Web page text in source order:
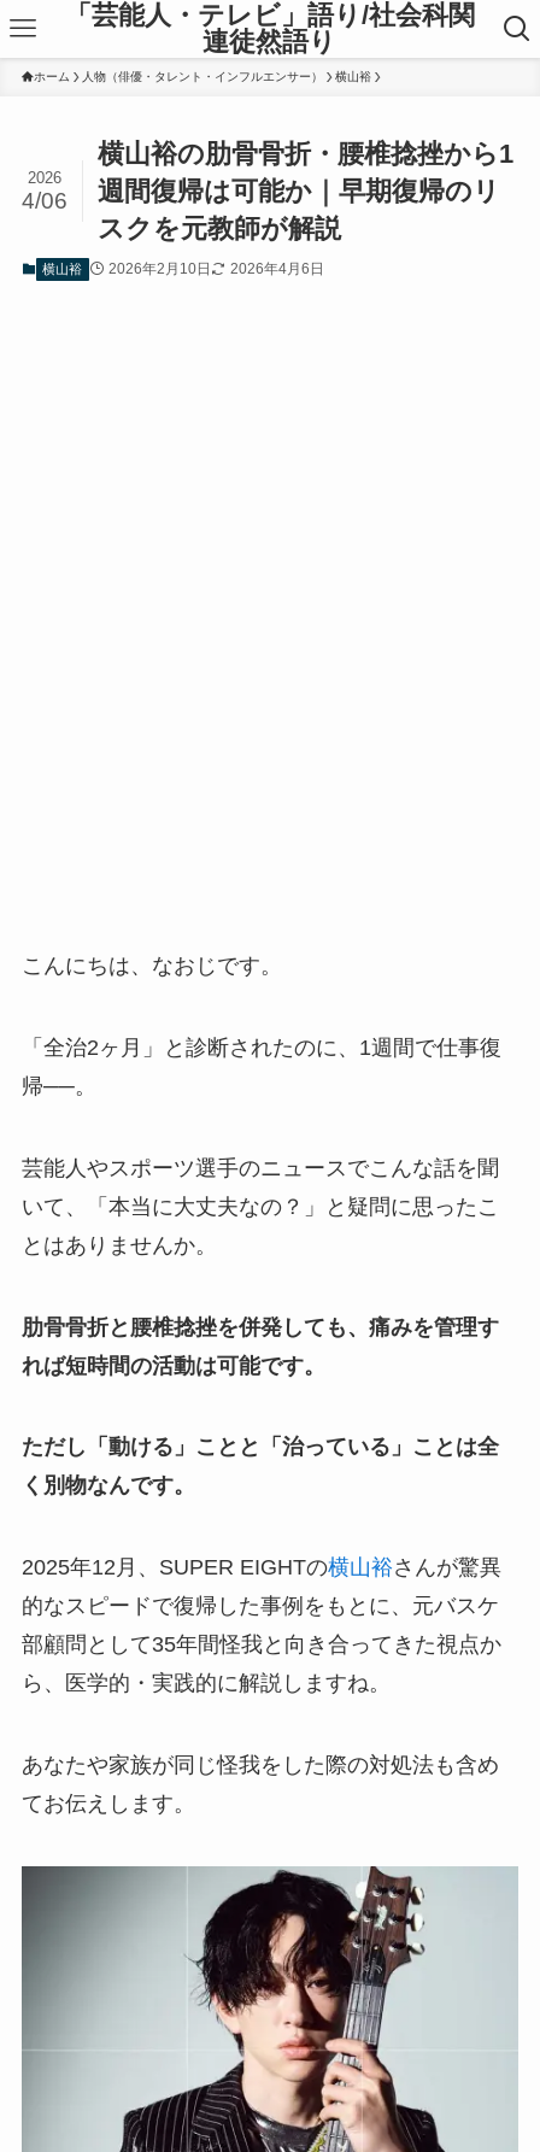
「芸能人・テレビ」語り/社会科関
連徒然語り
ホーム 人物（俳優・タレント・インフルエンサー） 横山裕
横山裕の肋骨骨折・腰椎捻挫から1
週間復帰は可能か｜早期復帰のリ
スクを元教師が解説
2026
4/06
横山裕 2026年2月10日 2026年4月6日
こんにちは、なおじです。
「全治2ヶ月」と診断されたのに、1週間で仕事復
帰──。
芸能人やスポーツ選手のニュースでこんな話を聞
いて、「本当に大丈夫なの？」と疑問に思ったこ
とはありませんか。
肋骨骨折と腰椎捻挫を併発しても、痛みを管理す
れば短時間の活動は可能です。
ただし「動ける」ことと「治っている」ことは全
く別物なんです。
2025年12月、SUPER EIGHTの横山裕さんが驚異
的なスピードで復帰した事例をもとに、元バスケ
部顧問として35年間怪我と向き合ってきた視点か
ら、医学的・実践的に解説しますね。
あなたや家族が同じ怪我をした際の対処法も含め
てお伝えします。